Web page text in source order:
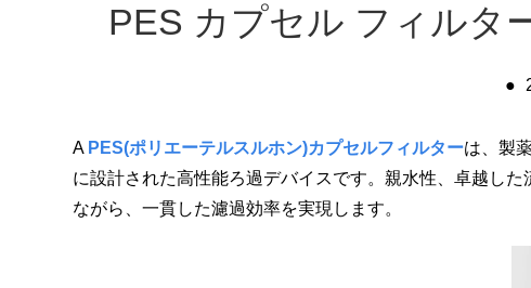
PES カプセル フィルタ
●
A PES(ポリエーテルスルホン)カプセルフィルターは、製
に設計された高性能ろ過デバイスです。親水性、卓越し
ながら、一貫した濾過効率を実現します。